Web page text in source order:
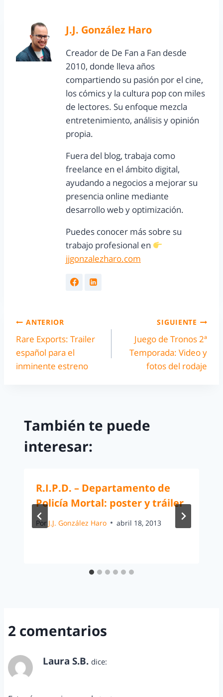
J.J. González Haro
Creador de De Fan a Fan desde
2010, donde lleva años
compartiendo su pasión por el cine,
los cómics y la cultura pop con miles
de lectores. Su enfoque mezcla
entretenimiento, análisis y opinión
propia.
Fuera del blog, trabaja como
freelance en el ámbito digital,
ayudando a negocios a mejorar su
presencia online mediante
desarrollo web y optimización.
Puedes conocer más sobre su
trabajo profesional en
jjgonzalezharo.com
ANTERIOR
Rare Exports: Trailer
español para el
inminente estreno
SIGUIENTE
Juego de Tronos 2ª
Temporada: Video y
fotos del rodaje
También te puede
interesar:
R.I.P.D. – Departamento de
Policía Mortal: poster y tráiler
Por J.J. González Haro abril 18, 2013
2 comentarios
Laura S.B. dice: